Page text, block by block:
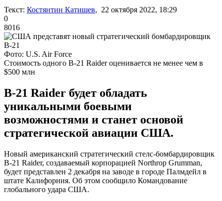
Текст: Костянтин Катишев, 22 октября 2022, 18:29
0
8016
Фото: U.S. Air Force
Стоимость одного B-21 Raider оценивается не менее чем в
$500 млн
B-21 Raider будет обладать
уникальными боевыми
возможностями и станет основой
стратегической авиации США.
Новый американский стратегический стелс-бомбардировщик
B-21 Raider, создаваемый корпорацией Northrop Grumman,
будет представлен 2 декабря на заводе в городе Палмдейл в
штате Калифорния. Об этом сообщило Командование
глобального удара США.